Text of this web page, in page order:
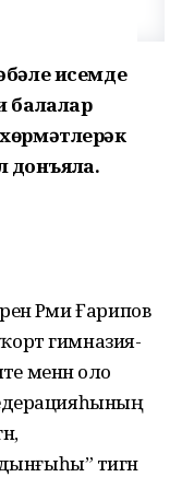
исемде
балалар
донъяла.
Рәми Ғарипов
гимназия-
менән оло
тигән